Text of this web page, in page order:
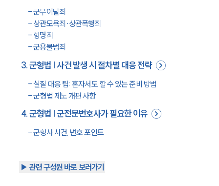
-군무이탈죄
- 상관모욕죄∙상관폭행죄
- 항명죄
-군용물범죄
3.군형법 | 사건 발생 시 절차별 대응 전략
-실질 대응 팁: 혼자서도 할 수 있는 준비 방법
-군형법 제도 개편 사항
4.군형법 | 군전문변호사가 필요한 이유
-군형사 사건, 변호 포인트
▶︎ 관련 구성원 바로 보러가기